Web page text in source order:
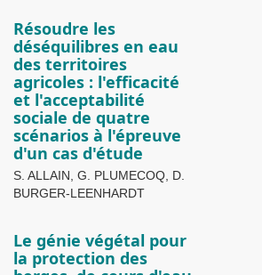
Résoudre les
déséquilibres en eau
des territoires
agricoles : l'efficacité
et l'acceptabilité
sociale de quatre
scénarios à l'épreuve
d'un cas d'étude
S. ALLAIN, G. PLUMECOQ, D.
BURGER-LEENHARDT
Le génie végétal pour
la protection des